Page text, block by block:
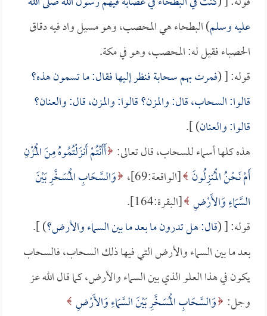
عليه وسلم) البطحاء هي المحصب، وهو مسيل واد فيه دقاق
الحصباء فقيل له: المحصب، وهو في مكة.
قوله: [ (فمرت بهم سحابة فنظر إليها فقال: ما تسمون هذه؟
قالوا: السحاب، قال: والمزن؟ قالوا: والمزن، قال: والعنان؟
قالوا: والعنان) ].
هذه كلها أسماء للسحاب، قال تعالى: أَأَنْتُمْ أَنزَلْتُمُوهُ مِنَ الْمُزْنِ
أَمْ نَحْنُ الْمُنزِلُونَ [الواقعة:69]،
وَالسَّحَابِ الْمُسَخَّرِ بَيْنَ
السَّمَاءِ وَالأَرْضِ [البقرة:164].
قوله: [ (قال: هل تدرون ما بعد ما بين السماء والأرض؟) ].
بعد ما بين السماء والأرض التي فيها ذلك السحاب، فالسحاب
يكون في هذا العلو الذي بين السماء والأرض، كما قال الله عز
وجل: وَالسَّحَابِ الْمُسَخَّرِ بَيْنَ السَّمَاءِ وَالأَرْضِ